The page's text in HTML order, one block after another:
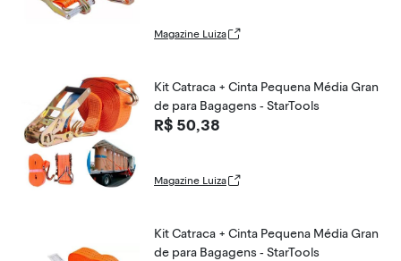
Magazine Luiza
Kit Catraca + Cinta Pequena Média Gran
de para Bagagens - StarTools
R$ 50,38
Magazine Luiza
Kit Catraca + Cinta Pequena Média Gran
de para Bagagens - StarTools